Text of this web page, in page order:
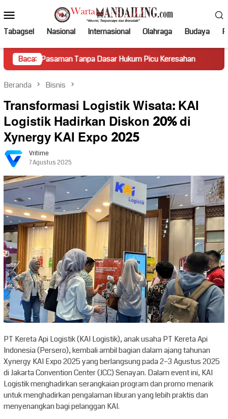
ke
kontenMobile
Tabagsel Nasional Internasional Olahraga Budaya
Baca:
Tanpa Dasar Hukum Picu Keresahan Truk Miring
Beranda Bisnis
Transformasi Logistik Wisata: KAI
Logistik Hadirkan Diskon 20% di
Xynergy KAI Expo 2025
Vritime
7 Agustus 2025
PT Kereta Api Logistik (KAI Logistik), anak usaha PT Kereta Api
Indonesia (Persero), kembali ambil bagian dalam ajang tahunan
Xynergy KAI Expo 2025 yang berlangsung pada 2–3 Agustus 2025
di Jakarta Convention Center (JCC) Senayan. Dalam event ini, KAI
Logistik menghadirkan serangkaian program dan promo menarik
untuk menghadirkan pengalaman liburan yang lebih praktis dan
menyenangkan bagi pelanggan KAI.